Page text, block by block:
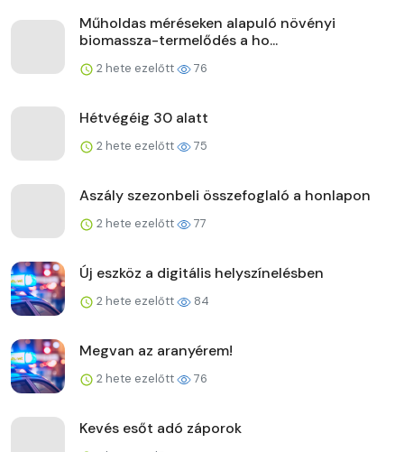
Műholdas méréseken alapuló növényi
biomassza-termelődés a ho...
2 hete ezelőtt 76
Hétvégéig 30 alatt
2 hete ezelőtt 75
Aszály szezonbeli összefoglaló a honlapon
2 hete ezelőtt 77
Új eszköz a digitális helyszínelésben
2 hete ezelőtt 84
Megvan az aranyérem!
2 hete ezelőtt 76
Kevés esőt adó záporok